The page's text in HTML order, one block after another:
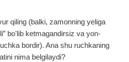
qiling (balki, zamonning yeliga
boʻlib ketmagandirsiz va yon-
bordir). Ana shu ruchkaning
nima belgilaydi?